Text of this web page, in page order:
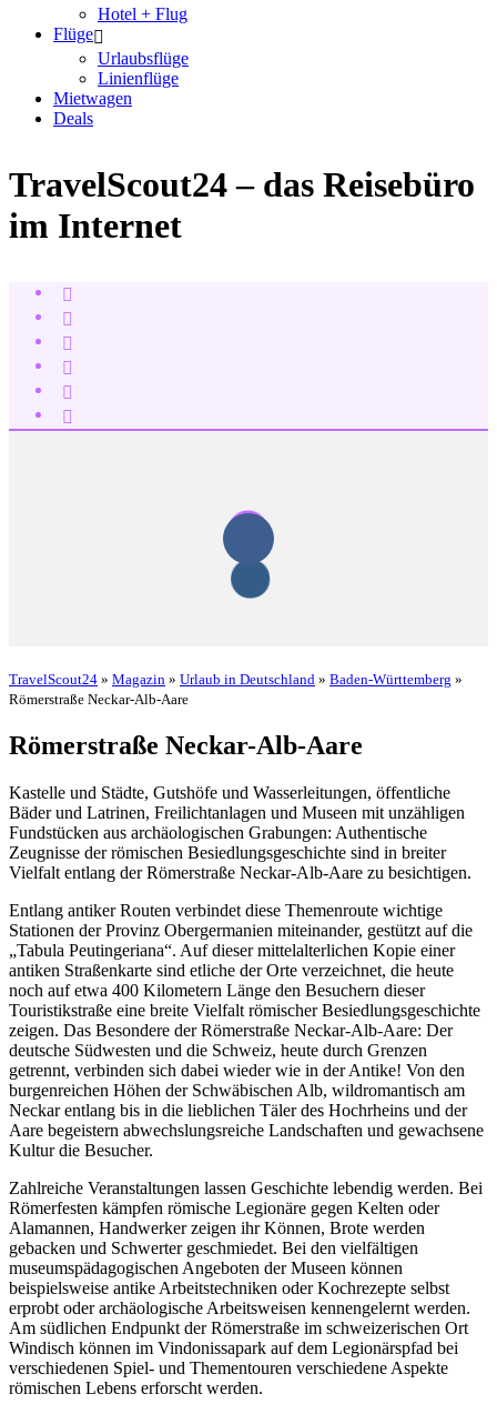
Hotel + Flug
Flüge
Urlaubsflüge
Linienflüge
Mietwagen
Deals
TravelScout24 – das Reisebüro
im Internet
TravelScout24 » Magazin » Urlaub in Deutschland » Baden-Württemberg »
Römerstraße Neckar-Alb-Aare
Römerstraße Neckar-Alb-Aare
Kastelle und Städte, Gutshöfe und Wasserleitungen, öffentliche
Bäder und Latrinen, Freilichtanlagen und Museen mit unzähligen
Fundstücken aus archäologischen Grabungen: Authentische
Zeugnisse der römischen Besiedlungsgeschichte sind in breiter
Vielfalt entlang der Römerstraße Neckar-Alb-Aare zu besichtigen.
Entlang antiker Routen verbindet diese Themenroute wichtige
Stationen der Provinz Obergermanien miteinander, gestützt auf die
„Tabula Peutingeriana“. Auf dieser mittelalterlichen Kopie einer
antiken Straßenkarte sind etliche der Orte verzeichnet, die heute
noch auf etwa 400 Kilometern Länge den Besuchern dieser
Touristikstraße eine breite Vielfalt römischer Besiedlungsgeschichte
zeigen. Das Besondere der Römerstraße Neckar-Alb-Aare: Der
deutsche Südwesten und die Schweiz, heute durch Grenzen
getrennt, verbinden sich dabei wieder wie in der Antike! Von den
burgenreichen Höhen der Schwäbischen Alb, wildromantisch am
Neckar entlang bis in die lieblichen Täler des Hochrheins und der
Aare begeistern abwechslungsreiche Landschaften und gewachsene
Kultur die Besucher.
Zahlreiche Veranstaltungen lassen Geschichte lebendig werden. Bei
Römerfesten kämpfen römische Legionäre gegen Kelten oder
Alamannen, Handwerker zeigen ihr Können, Brote werden
gebacken und Schwerter geschmiedet. Bei den vielfältigen
museumspädagogischen Angeboten der Museen können
beispielsweise antike Arbeitstechniken oder Kochrezepte selbst
erprobt oder archäologische Arbeitsweisen kennengelernt werden.
Am südlichen Endpunkt der Römerstraße im schweizerischen Ort
Windisch können im Vindonissapark auf dem Legionärspfad bei
verschiedenen Spiel- und Thementouren verschiedene Aspekte
römischen Lebens erforscht werden.